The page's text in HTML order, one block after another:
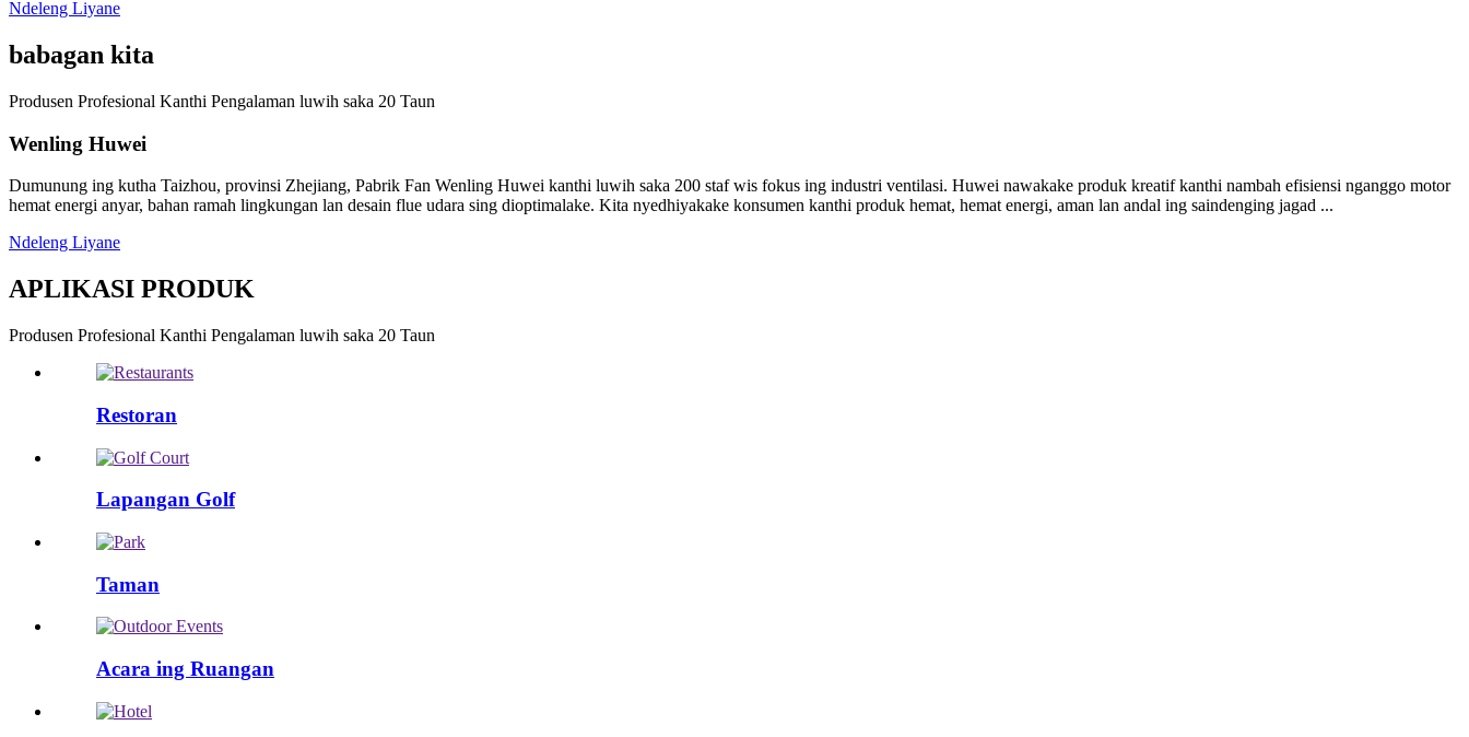
Ndeleng Liyane
babagan kita
Produsen Profesional Kanthi Pengalaman luwih saka 20 Taun
Wenling Huwei
Dumunung ing kutha Taizhou, provinsi Zhejiang, Pabrik Fan Wenling Huwei kanthi luwih saka 200 staf wis fokus ing industri ventilasi. Huwei nawakake produk kreatif kanthi nambah efisiensi nganggo motor
hemat energi anyar, bahan ramah lingkungan lan desain flue udara sing dioptimalake. Kita nyedhiyakake konsumen kanthi produk hemat, hemat energi, aman lan andal ing saindenging jagad ...
Ndeleng Liyane
APLIKASI PRODUK
Produsen Profesional Kanthi Pengalaman luwih saka 20 Taun
Restoran
Lapangan Golf
Taman
Acara ing Ruangan